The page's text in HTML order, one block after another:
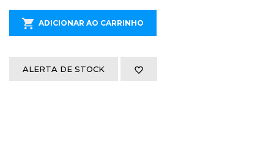
ADICIONAR AO CARRINHO
ALERTA DE STOCK